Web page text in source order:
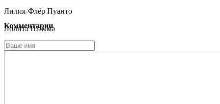
Лилия-Флёр Пуанто
Лолита Шамма
Анн Луаре
Комментарии